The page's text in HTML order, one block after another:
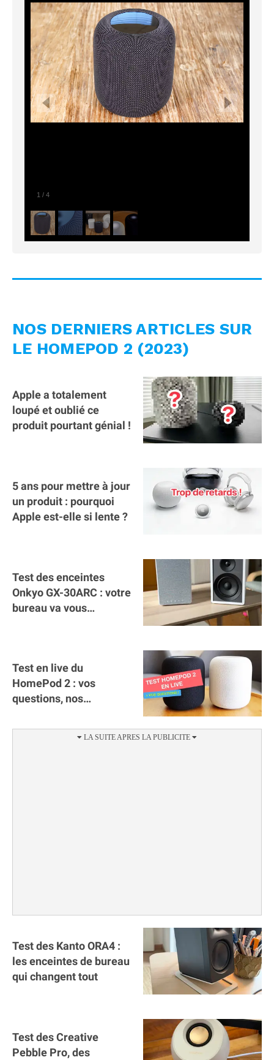
1 / 4
NOS DERNIERS ARTICLES SUR
LE HOMEPOD 2 (2023)
Apple a totalement
loupé et oublié ce
produit pourtant génial !
5 ans pour mettre à jour
un produit : pourquoi
Apple est-elle si lente ?
Test des enceintes
Onkyo GX-30ARC : votre
bureau va vous
Test en live du
HomePod 2 : vos
questions, nos
Test des Kanto ORA4 :
les enceintes de bureau
qui changent tout
Test des Creative
Pebble Pro, des